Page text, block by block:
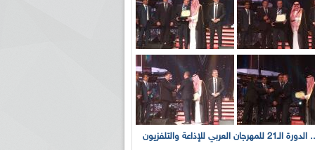
بالصور... الدورة الـ21 للمهرجان العربي للإذاعة والتلفزيون